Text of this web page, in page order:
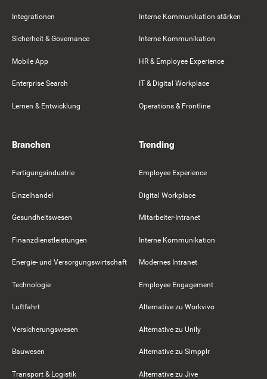
Integrationen
Sicherheit & Governance
Mobile App
Enterprise Search
Lernen & Entwicklung
Interne Kommunikation stärken
Interne Kommunikation
HR & Employee Experience
IT & Digital Workplace
Operations & Frontline
Branchen
Fertigungsindustrie
Einzelhandel
Gesundheitswesen
Finanzdienstleistungen
Energie- und Versorgungswirtschaft
Technologie
Luftfahrt
Versicherungswesen
Bauwesen
Transport & Logistik
Trending
Employee Experience
Digital Workplace
Mitarbeiter-Intranet
Interne Kommunikation
Modernes Intranet
Employee Engagement
Alternative zu Workvivo
Alternative zu Unily
Alternative zu Simpplr
Alternative zu Jive